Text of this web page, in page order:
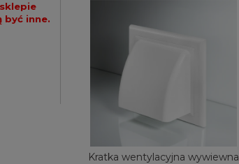
być inne.
Kratka wentylacyjna wywiewna